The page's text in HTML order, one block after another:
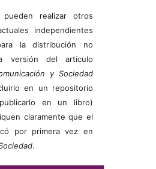
realizar otros
independientes
la distribución no
versión del artículo
y Sociedad
en un repositorio
en un libro)
claramente que el
por primera vez en
.